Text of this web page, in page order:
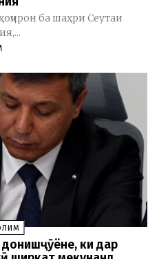
ба шаҳри Сеутаи
ки дар